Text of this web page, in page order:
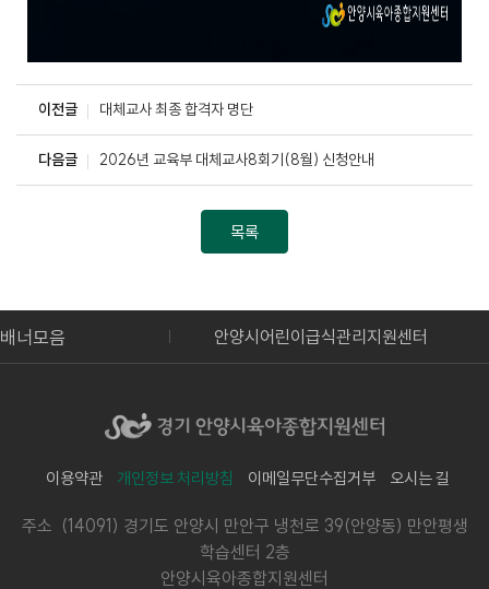
이전글 대체교사 최종 합격자 명단
다음글 2026년 교육부 대체교사8회기(8월) 신청안내
목록
배너모음
정보시스템 안양시어린이급식관리지원센터
이용약관 개인정보 처리방침 이메일무단수집거부 오시는 길
주소 (14091) 경기도 안양시 만안구 냉천로 39(안양동) 만안평생
학습센터 2층
안양시육아종합지원센터